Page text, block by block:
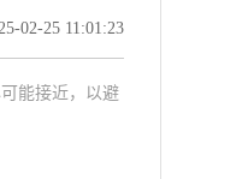
02-25 11:01:23
能接近，以避